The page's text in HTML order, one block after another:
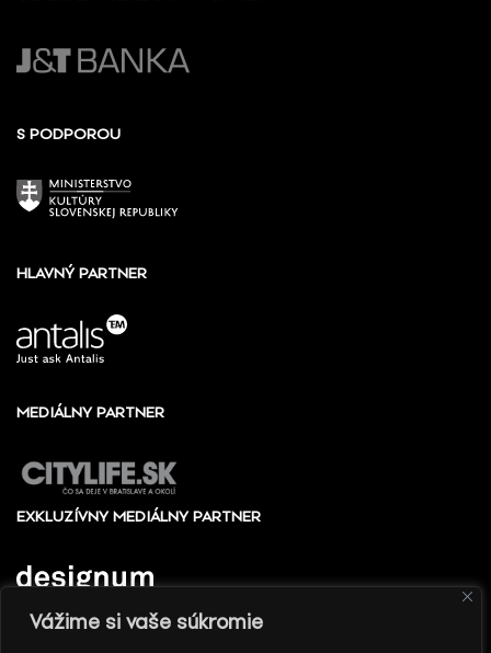
Vážime si vaše súkromie
S PODPOROU
HLAVNÝ PARTNER
MEDIÁLNY PARTNER
EXKLUZÍVNY MEDIÁLNY PARTNER